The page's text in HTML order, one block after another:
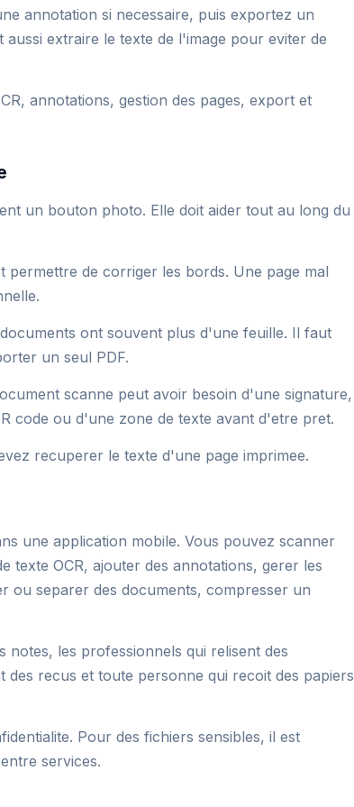
annotation si necessaire, puis exportez un
extraire le texte de l'image pour eviter de
annotations, gestion des pages, export et
un bouton photo. Elle doit aider tout au long du
de corriger les bords. Une page mal
ont souvent plus d'une feuille. Il faut
un seul PDF.
scanne peut avoir besoin d'une signature,
code ou d'une zone de texte avant d'etre pret.
recuperer le texte d'une page imprimee.
une application mobile. Vous pouvez scanner
texte OCR, ajouter des annotations, gerer les
ou separer des documents, compresser un
notes, les professionnels qui relisent des
recus et toute personne qui recoit des papiers
Pour des fichiers sensibles, il est
services.